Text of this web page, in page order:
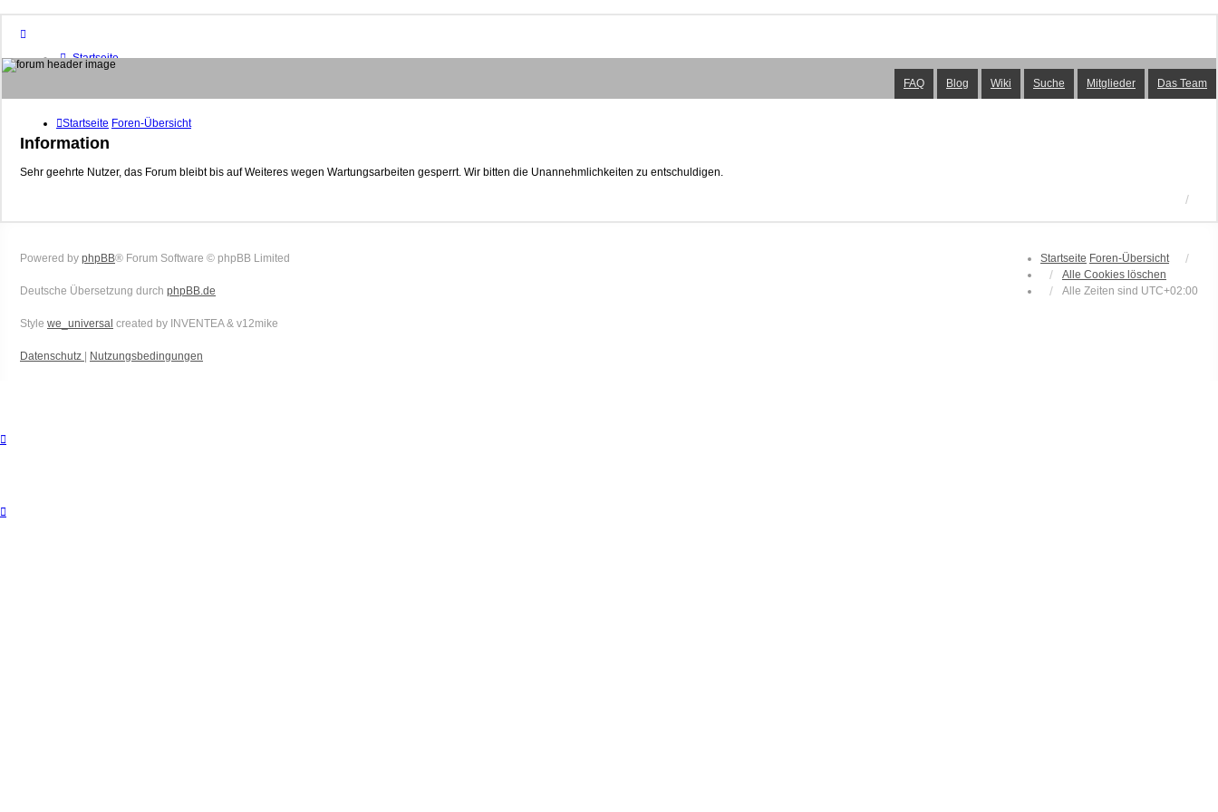
Startseite
Foren-Übersicht
Suche
Unbeantwortete Themen
Aktive Themen
Das Team
FAQ Blog Wiki Suche Mitglieder Das Team
Startseite Foren-Übersicht
Information
Sehr geehrte Nutzer, das Forum bleibt bis auf Weiteres wegen Wartungsarbeiten gesperrt. Wir bitten die Unannehmlichkeiten zu entschuldigen.
Startseite Foren-Übersicht
Alle Cookies löschen
Alle Zeiten sind UTC+02:00
Powered by phpBB® Forum Software © phpBB Limited
Deutsche Übersetzung durch phpBB.de
Style we_universal created by INVENTEA & v12mike
Datenschutz Nutzungsbedingungen